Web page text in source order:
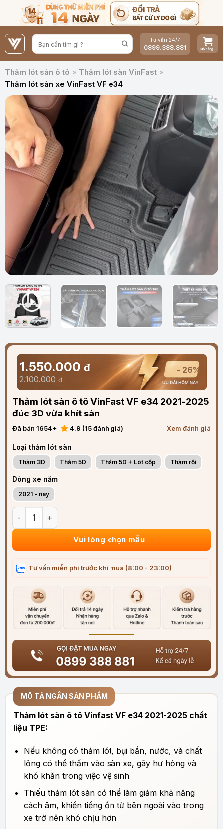
nội
dung
Tư vấn 24/7
0899.388.881
Thảm lót sàn ô tô » Thảm lót sàn VinFast »
Thảm lót sàn xe VinFast VF e34
1.550.000 đ
2.100.000đ
- 26%
Thảm lót sàn ô tô VinFast VF e34 2021-2025
đúc 3D vừa khít sàn
Đã bán 1654+ 4.9 (15 đánh giá) Xem đánh giá
Loại thảm lót sàn
Thảm 3D Thảm 5D Thảm 5D + Lót cốp Thảm rối
Dòng xe năm
2021 - nay
Thảm lót sàn ô tô VinFast VF e34 2021-2025 đúc 3D vừa
Vui lòng chọn mẫu
Tư vấn miễn phí trước khi mua (8:00 - 23:00)
MÔ TẢ NGẮN SẢN PHẨM
Thảm lót sàn ô tô Vinfast VF e34 2021-2025 chất
liệu TPE:
Nếu không có thảm lót, bụi bẩn, nước, và chất
lỏng có thể thấm vào sàn xe, gây hư hỏng và
khó khăn trong việc vệ sinh
Thiếu thảm lót sàn có thể làm giảm khả năng
cách âm, khiến tiếng ồn từ bên ngoài vào trong
xe trở nên khó chịu hơn